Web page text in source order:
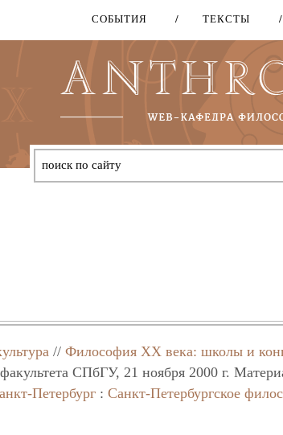
Перейти
основному
содержанию
СОБЫТИЯ ТЕКСТЫ
//Философия XX века: школы и
СПбГУ, 21 ноября 2000 г.
Петербург :Санкт-Петербургское